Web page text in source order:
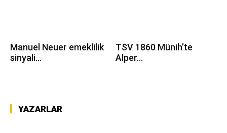
Manuel Neuer emeklilik
sinyali...
TSV 1860 Münih’te
Alper...
YAZARLAR